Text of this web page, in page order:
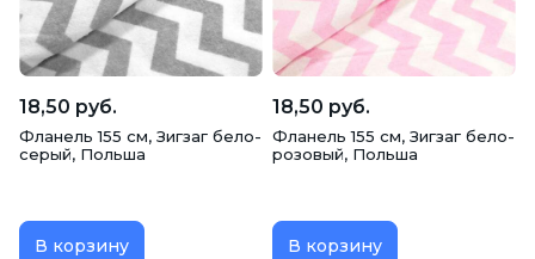
18,50 руб.
Фланель 155 см, Зигзаг бело-
серый, Польша
В корзину
18,50 руб.
Фланель 155 см, Зигзаг бело-
розовый, Польша
В корзину